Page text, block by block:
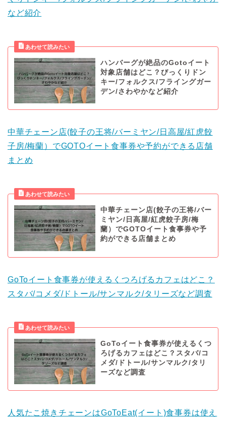
など紹介
ハンバーグが絶品のGotoイート
対象店舗はどこ？びっくりドン
キー/フォルクス/フライングガー
デン/さわやかなど紹介
中華チェーン店(餃子の王将/バーミヤン/日高屋/紅虎餃
子房/梅蘭）でGOTOイート食事券や予約ができる店舗
まとめ
中華チェーン店(餃子の王将/バー
ミヤン/日高屋/紅虎餃子房/梅
蘭）でGOTOイート食事券や予
約ができる店舗まとめ
GoToイート食事券が使えるくつろげるカフェはどこ？
スタバ/コメダ/ドトール/サンマルク/タリーズなど調査
GoToイート食事券が使えるくつ
ろげるカフェはどこ？スタバ/コ
メダ/ドトール/サンマルク/タリ
ーズなど調査
人気たこ焼きチェーンはGoToEat(イート)食事券は使え